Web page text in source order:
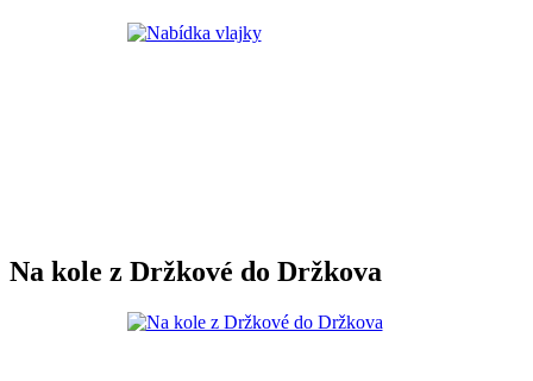
Na kole z Držkové do Držkova